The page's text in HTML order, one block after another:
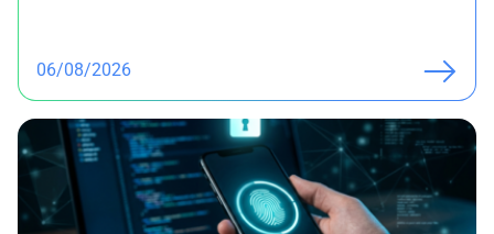
06/08/2026